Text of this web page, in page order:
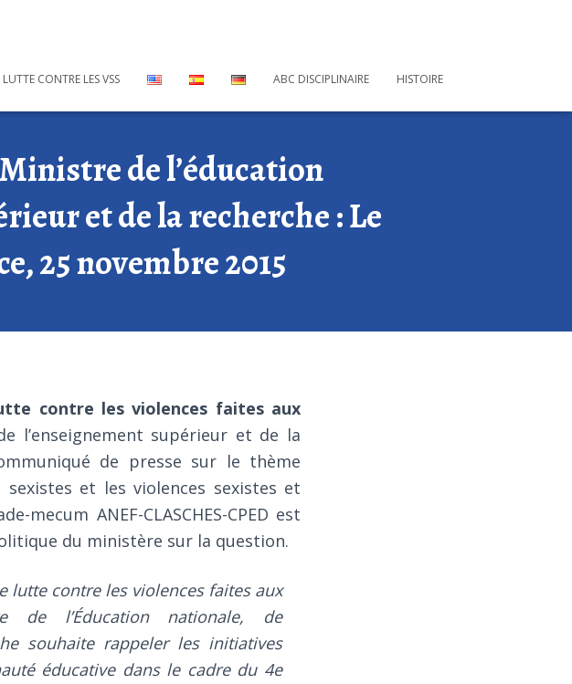
LUTTE CONTRE LES VSS ABC DISCIPLINAIRE HISTOIRE
de l’éducation
et de la recherche : Le
25 novembre 2015
contre les violences faites aux
l’enseignement supérieur et de la
de presse sur le thème
et les violences sexistes et
ANEF-CLASCHES-CPED est
du ministère sur la question.
lutte contre les violences faites aux
de l’Éducation nationale, de
souhaite rappeler les initiatives
éducative dans le cadre du 4e